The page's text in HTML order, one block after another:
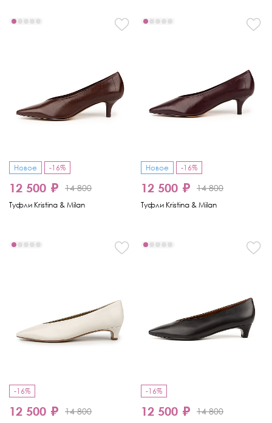
Новое -16%
12 500 ₽ 14 800
Туфли Kristina & Milan
Новое -16%
12 500 ₽ 14 800
Туфли Kristina & Milan
-16%
12 500 ₽ 14 800
-16%
12 500 ₽ 14 800